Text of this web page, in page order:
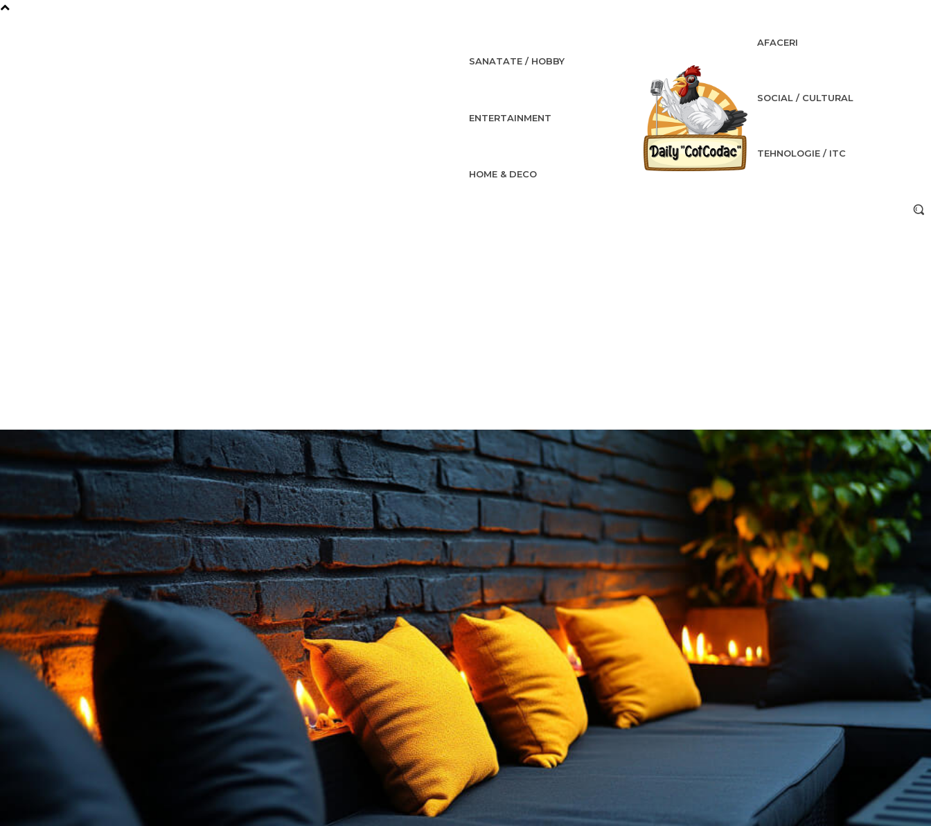
SANATATE / HOBBY
ENTERTAINMENT
HOME & DECO
AFACERI
SOCIAL / CULTURAL
TEHNOLOGIE / ITC